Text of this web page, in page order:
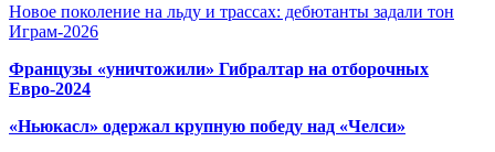
Новое поколение на льду и трассах: дебютанты задали тон
Играм-2026
Французы «уничтожили» Гибралтар на отборочных
Евро-2024
«Ньюкасл» одержал крупную победу над «Челси»